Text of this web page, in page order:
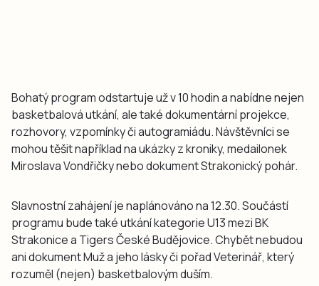
Bohatý program odstartuje už v 10 hodin a nabídne nejen
basketbalová utkání, ale také dokumentární projekce,
rozhovory, vzpomínky či autogramiádu. Návštěvníci se
mohou těšit například na ukázky z kroniky, medailonek
Miroslava Vondřičky nebo dokument Strakonický pohár.
Slavnostní zahájení je naplánováno na 12.30. Součástí
programu bude také utkání kategorie U13 mezi BK
Strakonice a Tigers České Budějovice. Chybět nebudou
ani dokument Muž a jeho lásky či pořad Veterinář, který
rozuměl (nejen) basketbalovým duším.